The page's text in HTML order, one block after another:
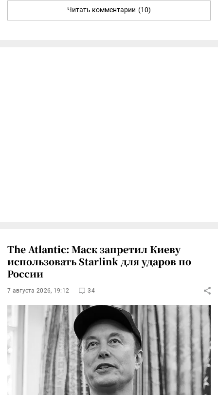
Читать комментарии (10)
The Atlantic: Маск запретил Киеву
использовать Starlink для ударов по
России
7 августа 2026, 19:12 34